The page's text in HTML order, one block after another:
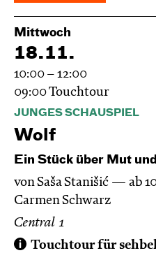
Mittwoch
18.11.
10:00 – 12:00
09:00Touchtour
JUNGES SCHAUSPIEL
Wolf
Ein Stück über Mut
von Saša Stanišić ab
Carmen Schwarz
Central 1
Touchtour für